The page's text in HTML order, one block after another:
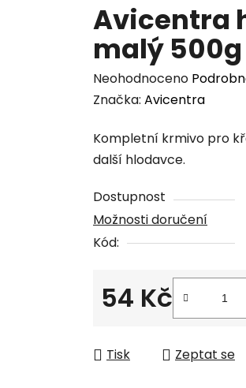
Avicentra
malý
Průměrné
hodnocení
je
0,0
5
hvězdiček.
Neohodnoceno
Značka: Avicentra
Kompletní krmivo pro
další hlodavce.
Dostupnost
Možnosti doručení
Kód:
54 Kč
Měrná cena:
Tisk Zeptat se